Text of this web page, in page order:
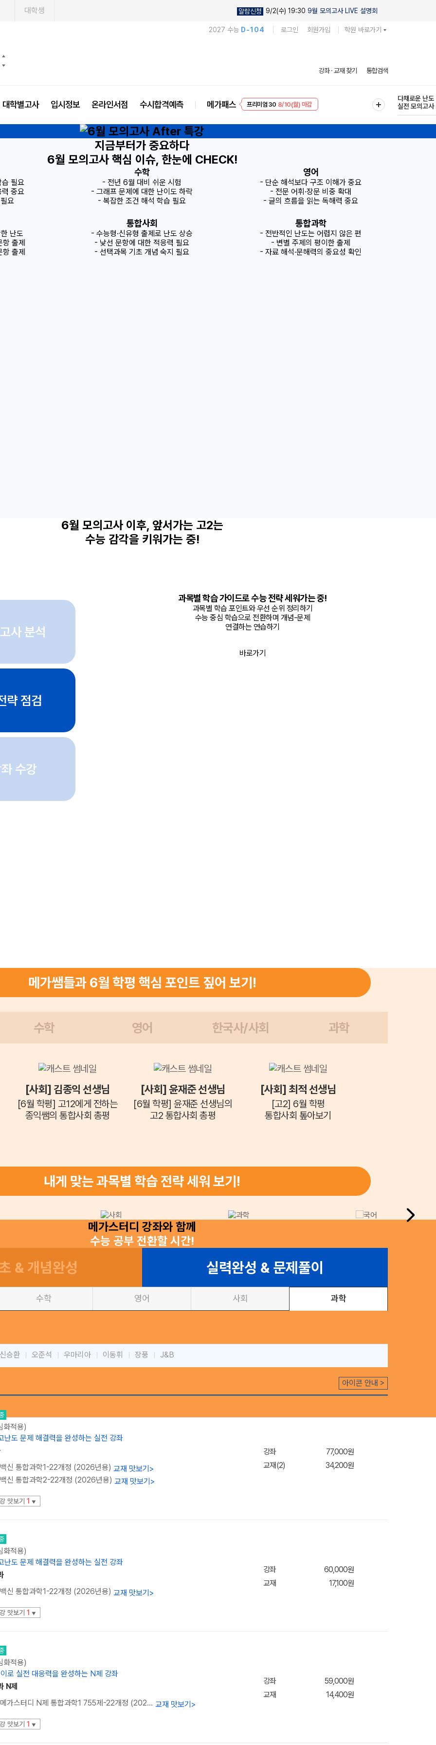
대학생 알람신청 9/2(수) 19:30 9월 모의고사 LIVE 설명회
2027 수능 D-104 로그인 회원가입 학원 바로가기
강좌 · 교재 찾기 통합검색
대학별고사 입시정보 온라인서점 수시합격예측 메가패스
EVENT 8/10(월) 마감
다채로운 난도
실전 모의고사
이제 수능 공부로 전환할 시간!
지금부터가 중요하다
6월 모의고사 핵심 이슈, 한눈에 CHECK!
필요
중요
요
수학
- 전년 6월 대비 쉬운 시험
- 그래프 문제에 대한 난이도 하락
- 복잡한 조건 해석 학습 필요
영어
- 단순 해석보다 구조 이해가 중요
- 전문 어휘·장문 비중 확대
- 글의 흐름을 읽는 독해력 중요
난도
항 출제
항 출제
통합사회
- 수능형·신유형 출제로 난도 상승
- 낯선 문항에 대한 적응력 필요
- 선택과목 기초 개념 숙지 필요
통합과학
- 전반적인 난도는 어렵지 않은 편
- 변별 주제의 평이한 출제
- 자료 해석·문해력의 중요성 확인
6월 모의고사 이후, 앞서가는 고2는
수능 감각을 키워가는 중!
사 분석
략 점검
과목별 학습 가이드로 수능 전략 세워가는 중!
과목별 학습 포인트와 우선 순위 정리하기
수능 중심 학습으로 전환하며 개념-문제
연결하는 연습하기
바로가기
수강
메가쌤들과 6월 학평 핵심 포인트 짚어 보기!
수학 영어 한국사/사회 과학
[사회] 김종익 선생님
[6월 학평] 고12에게 전하는
종익쌤의 통합사회 총평
[사회] 윤재준 선생님
[6월 학평] 윤재준 선생님의
고2 통합사회 총평
[사회] 최적 선생님
[고2] 6월 학평
통합사회 톺아보기
내게 맞는 과목별 학습 전략 세워 보기!
메가스터디 강좌와 함께
수능 공부 전환할 시간!
& 개념완성 실력완성 & 문제풀이
수학 영어 사회 과학
신승환 오준석 우마리아 이동휘 장풍 J&B
아이콘 안내 >
화적용)
난도 문제 해결력을 완성하는 실전 강좌
신 통합과학1-22개정 (2026년용) 교재 맛보기>
신 통합과학2-22개정 (2026년용) 교재 맛보기>
맛보기 1 ▼
강좌
77,000원
교재(2)
34,200원
화적용)
난도 문제 해결력을 완성하는 실전 강좌
신 통합과학1-22개정 (2026년용) 교재 맛보기>
맛보기 1 ▼
강좌
60,000원
교재
17,100원
화적용)
로 실전 대응력을 완성하는 N제 강좌
N제
[온라인서점] 메가스터디 N제 통합과학1 755제-22개정 (2026년용) 교재 맛보기>
맛보기 1 ▼
강좌
59,000원
교재
14,400원